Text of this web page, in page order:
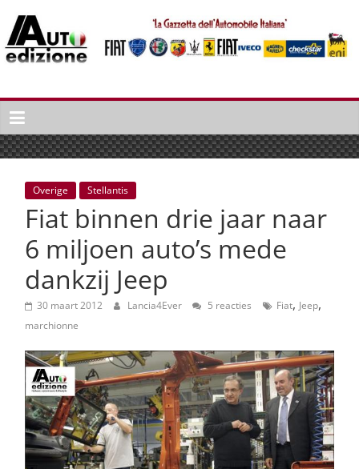
naar
inhoud
Auto
Edizione
La
Gazetta
dell'Automobile
Italiana
Italiaans
autonieuws
lifestyle
Overige Stellantis
Fiat binnen drie jaar naar
6 miljoen auto’s mede
dankzij Jeep
30 maart 2012 Lancia4Ever 5 reacties Fiat, Jeep,
marchionne